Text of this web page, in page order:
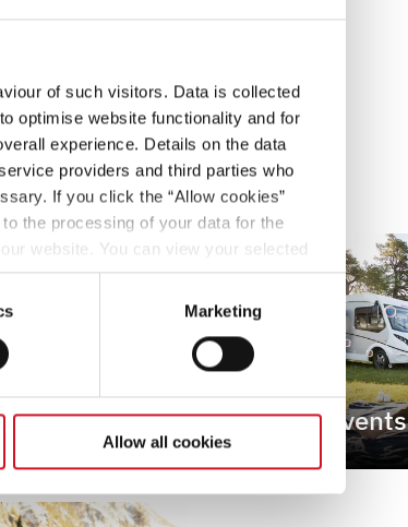
of such visitors. Data is collected
optimise website functionality and for
experience. Details on the data
providers and third parties who
If you click the “Allow cookies”
the processing of your data for the
website. You can view your selected
fingerprint button at the bottom left of
Marketing
Allow all cookies
Family Events